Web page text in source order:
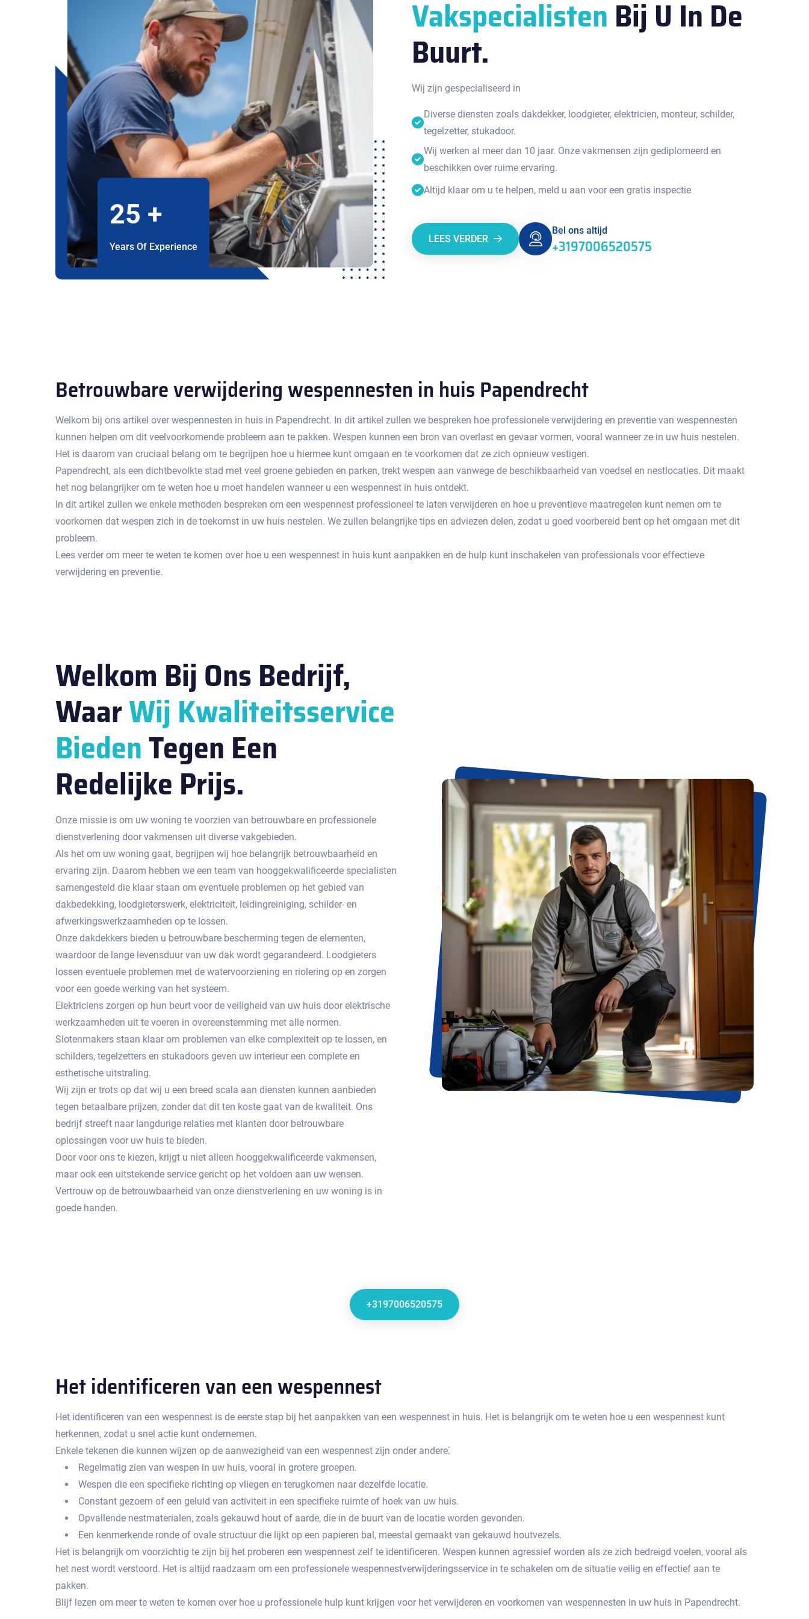
25 +
Years Of Experience
Vakspecialisten Bij U In De
Buurt.
Wij zijn gespecialiseerd in
Diverse diensten zoals dakdekker, loodgieter, elektricien, monteur, schilder,
tegelzetter, stukadoor.
Wij werken al meer dan 10 jaar. Onze vakmensen zijn gediplomeerd en
beschikken over ruime ervaring.
Altijd klaar om u te helpen, meld u aan voor een gratis inspectie
LEES VERDER
Bel ons altijd
+3197006520575
Betrouwbare verwijdering wespennesten in huis Papendrecht
Welkom bij ons artikel over wespennesten in huis in Papendrecht.​ In dit artikel zullen we bespreken hoe professionele verwijdering en preventie van wespennesten
kunnen helpen om dit veelvoorkomende probleem aan te pakken.​ Wespen kunnen een bron van overlast en gevaar vormen‚ vooral wanneer ze in uw huis nestelen.​
Het is daarom van cruciaal belang om te begrijpen hoe u hiermee kunt omgaan en te voorkomen dat ze zich opnieuw vestigen.
Papendrecht‚ als een dichtbevolkte stad met veel groene gebieden en parken‚ trekt wespen aan vanwege de beschikbaarheid van voedsel en nestlocaties.​ Dit maakt
het nog belangrijker om te weten hoe u moet handelen wanneer u een wespennest in huis ontdekt.​
In dit artikel zullen we enkele methoden bespreken om een wespennest professioneel te laten verwijderen en hoe u preventieve maatregelen kunt nemen om te
voorkomen dat wespen zich in de toekomst in uw huis nestelen. We zullen belangrijke tips en adviezen delen‚ zodat u goed voorbereid bent op het omgaan met dit
probleem.​
Lees verder om meer te weten te komen over hoe u een wespennest in huis kunt aanpakken en de hulp kunt inschakelen van professionals voor effectieve
verwijdering en preventie.​
Welkom Bij Ons Bedrijf,
WaarWij Kwaliteitsservice
BiedenTegen Een
Redelijke Prijs.
Onze missie is om uw woning te voorzien van betrouwbare en professionele
dienstverlening door vakmensen uit diverse vakgebieden.
Als het om uw woning gaat, begrijpen wij hoe belangrijk betrouwbaarheid en
ervaring zijn. Daarom hebben we een team van hooggekwalificeerde specialisten
samengesteld die klaar staan om eventuele problemen op het gebied van
dakbedekking, loodgieterswerk, elektriciteit, leidingreiniging, schilder- en
afwerkingswerkzaamheden op te lossen.
Onze dakdekkers bieden u betrouwbare bescherming tegen de elementen,
waardoor de lange levensduur van uw dak wordt gegarandeerd. Loodgieters
lossen eventuele problemen met de watervoorziening en riolering op en zorgen
voor een goede werking van het systeem.
Elektriciens zorgen op hun beurt voor de veiligheid van uw huis door elektrische
werkzaamheden uit te voeren in overeenstemming met alle normen.
Slotenmakers staan ​​klaar om problemen van elke complexiteit op te lossen, en
schilders, tegelzetters en stukadoors geven uw interieur een complete en
esthetische uitstraling.
Wij zijn er trots op dat wij u een breed scala aan diensten kunnen aanbieden
tegen betaalbare prijzen, zonder dat dit ten koste gaat van de kwaliteit. Ons
bedrijf streeft naar langdurige relaties met klanten door betrouwbare
oplossingen voor uw huis te bieden.
Door voor ons te kiezen, krijgt u niet alleen hooggekwalificeerde vakmensen,
maar ook een uitstekende service gericht op het voldoen aan uw wensen.
Vertrouw op de betrouwbaarheid van onze dienstverlening en uw woning is in
goede handen.
+3197006520575
Het identificeren van een wespennest
Het identificeren van een wespennest is de eerste stap bij het aanpakken van een wespennest in huis.​ Het is belangrijk om te weten hoe u een wespennest kunt
herkennen‚ zodat u snel actie kunt ondernemen.​
Enkele tekenen die kunnen wijzen op de aanwezigheid van een wespennest zijn onder andere⁚
Regelmatig zien van wespen in uw huis‚ vooral in grotere groepen.​
Wespen die een specifieke richting op vliegen en terugkomen naar dezelfde locatie.​
Constant gezoem of een geluid van activiteit in een specifieke ruimte of hoek van uw huis.​
Opvallende nestmaterialen‚ zoals gekauwd hout of aarde‚ die in de buurt van de locatie worden gevonden.​
Een kenmerkende ronde of ovale structuur die lijkt op een papieren bal‚ meestal gemaakt van gekauwd houtvezels.​
Het is belangrijk om voorzichtig te zijn bij het proberen een wespennest zelf te identificeren.​ Wespen kunnen agressief worden als ze zich bedreigd voelen‚ vooral als
het nest wordt verstoord.​ Het is altijd raadzaam om een ​​professionele wespennestverwijderingsservice in te schakelen om de situatie veilig en effectief aan te
pakken.​
Blijf lezen om meer te weten te komen over hoe u professionele hulp kunt krijgen voor het verwijderen en voorkomen van wespennesten in uw huis in Papendrecht.​